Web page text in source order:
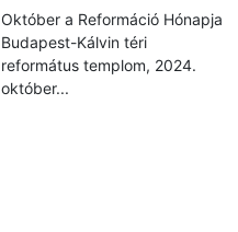
Október a Reformáció Hónapja
Budapest-Kálvin téri
református templom, 2024.
október...